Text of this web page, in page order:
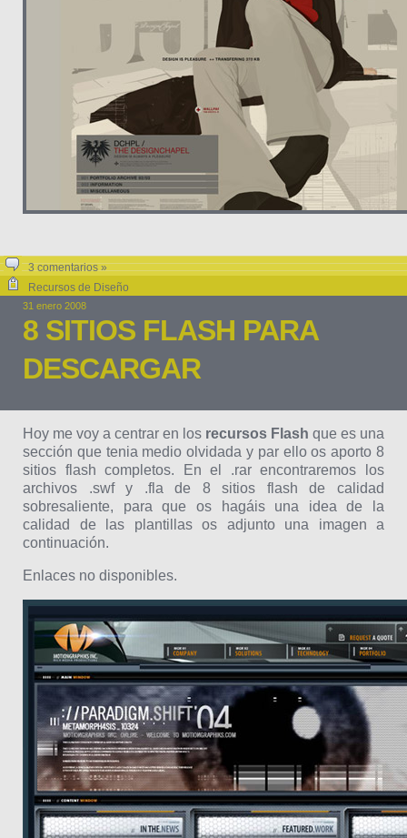
3 comentarios »
Recursos de Diseño
31 enero 2008
8 SITIOS FLASH PARA
DESCARGAR
Hoy me voy a centrar en los recursos Flash que es una
sección que tenia medio olvidada y par ello os aporto 8
sitios flash completos. En el .rar encontraremos los
archivos .swf y .fla de 8 sitios flash de calidad
sobresaliente, para que os hagáis una idea de la
calidad de las plantillas os adjunto una imagen a
continuación.
Enlaces no disponibles.